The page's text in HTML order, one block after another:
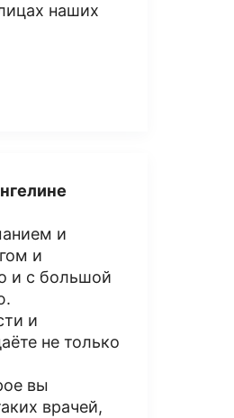
наших
и
и
и с большой
и
не только
вы
врачей,